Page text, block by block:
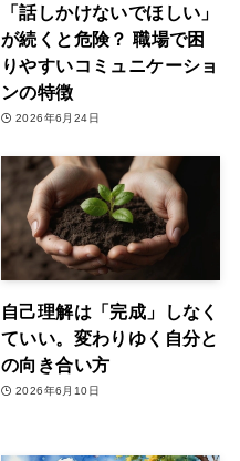
「話しかけないでほしい」
が続くと危険？ 職場で困
りやすいコミュニケーショ
ンの特徴
2026年6月24日
自己理解は「完成」しなく
ていい。変わりゆく自分と
の向き合い方
2026年6月10日